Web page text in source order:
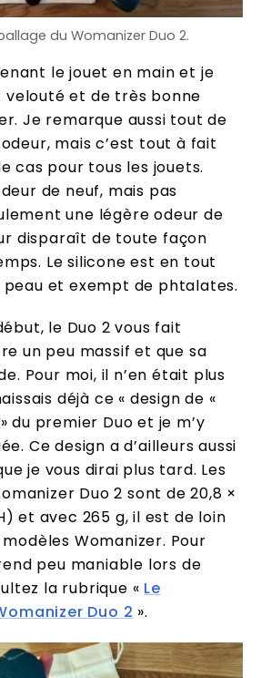
du Womanizer Duo 2.
le jouet en main et je
velouté et de très bonne
Je remarque aussi tout de
mais c’est tout à fait
cas pour tous les jouets.
de neuf, mais pas
une légère odeur de
disparaît de toute façon
Le silicone est en tout
peau et exempt de phtalates.
le Duo 2 vous fait
un peu massif et que sa
Pour moi, il n’en était plus
déjà ce « design de «
du premier Duo et je m’y
Ce design a d’ailleurs aussi
je vous dirai plus tard. Les
Duo 2 sont de 20,8 ×
et avec 265 g, il est de loin
Womanizer. Pour
peu maniable lors de
la rubrique « Le
Duo 2 ».